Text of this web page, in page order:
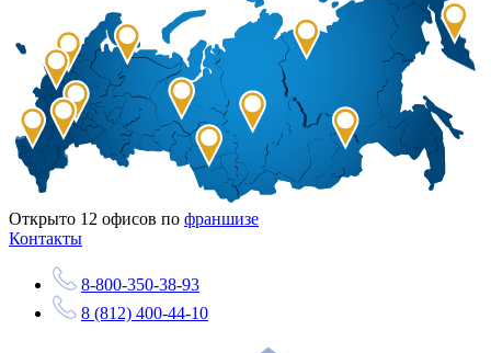
Открыто 12 офисов по франшизе
Контакты
8-800-350-38-93
8 (812) 400-44-10